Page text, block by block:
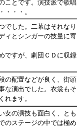
ことです。演技派で歌唱
・・・。
でした。二幕はそれなり
ィとシンガーの技量に寄
ですが、劇団ＣＤに収録
の配置などが良く、街頭
な演出でした。衣裳もそ
れます。
女の演技も面白く、とも
のステージの中では極め